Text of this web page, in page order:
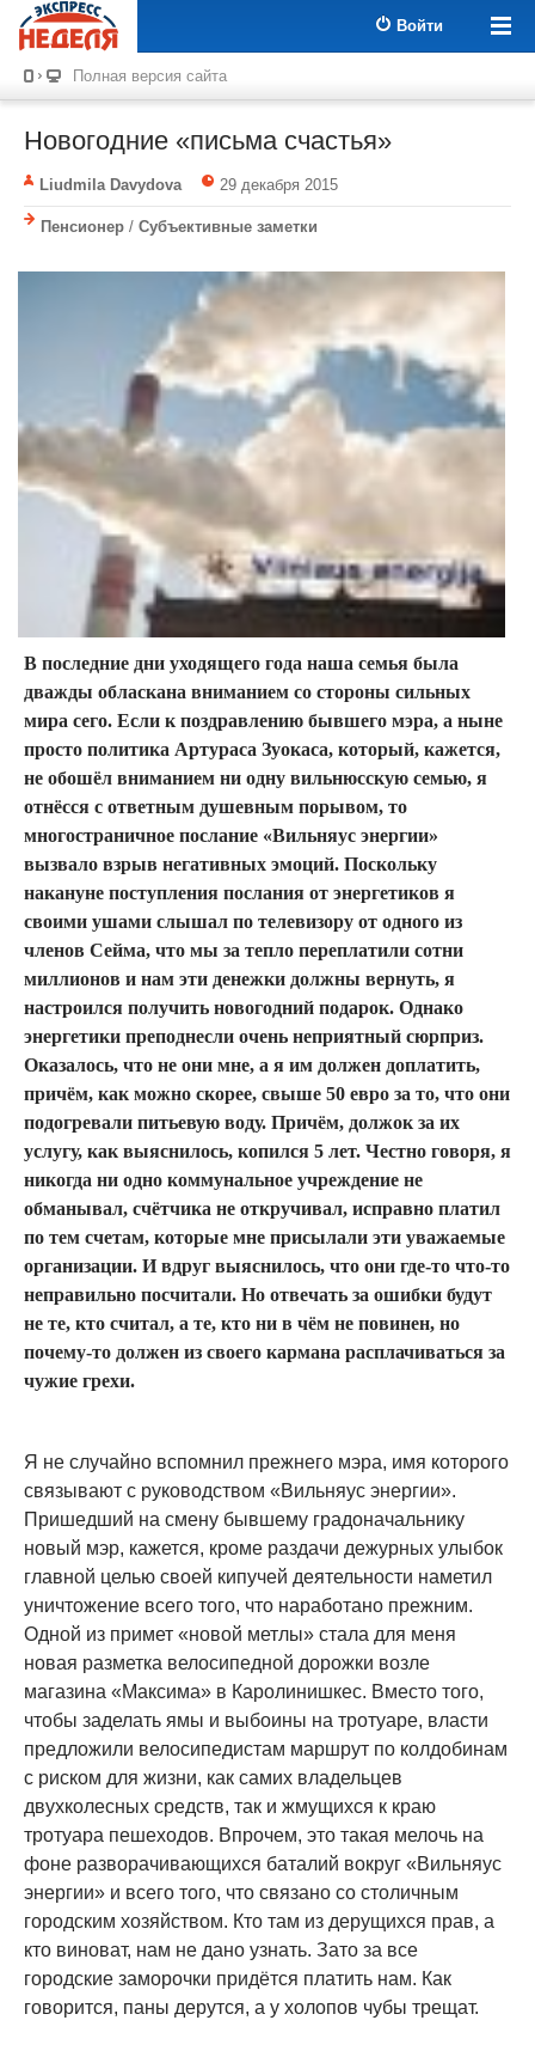
Войти
Полная версия сайта
Новогодние «письма счастья»
Liudmila Davydova 29 декабря 2015
Пенсионер / Субъективные заметки
В последние дни уходящего года наша семья была
дважды обласкана вниманием со стороны сильных
мира сего. Если к поздравлению бывшего мэра, а ныне
просто политика Артураса Зуокаса, который, кажется,
не обошёл вниманием ни одну вильнюсскую семью, я
отнёсся с ответным душевным порывом, то
многостраничное послание «Вильняус энергии»
вызвало взрыв негативных эмоций. Поскольку
накануне поступления послания от энергетиков я
своими ушами слышал по телевизору от одного из
членов Сейма, что мы за тепло переплатили сотни
миллионов и нам эти денежки должны вернуть, я
настроился получить новогодний подарок. Однако
энергетики преподнесли очень неприятный сюрприз.
Оказалось, что не они мне, а я им должен доплатить,
причём, как можно скорее, свыше 50 евро за то, что они
подогревали питьевую воду. Причём, должок за их
услугу, как выяснилось, копился 5 лет. Честно говоря, я
никогда ни одно коммунальное учреждение не
обманывал, счётчика не откручивал, исправно платил
по тем счетам, которые мне присылали эти уважаемые
организации. И вдруг выяснилось, что они где-то что-то
неправильно посчитали. Но отвечать за ошибки будут
не те, кто считал, а те, кто ни в чём не повинен, но
почему-то должен из своего кармана расплачиваться за
чужие грехи.
Я не случайно вспомнил прежнего мэра, имя которого
связывают с руководством «Вильняус энергии».
Пришедший на смену бывшему градоначальнику
новый мэр, кажется, кроме раздачи дежурных улыбок
главной целью своей кипучей деятельности наметил
уничтожение всего того, что наработано прежним.
Одной из примет «новой метлы» стала для меня
новая разметка велосипедной дорожки возле
магазина «Максима» в Каролинишкес. Вместо того,
чтобы заделать ямы и выбоины на тротуаре, власти
предложили велосипедистам маршрут по колдобинам
с риском для жизни, как самих владельцев
двухколесных средств, так и жмущихся к краю
тротуара пешеходов. Впрочем, это такая мелочь на
фоне разворачивающихся баталий вокруг «Вильняус
энергии» и всего того, что связано со столичным
городским хозяйством. Кто там из дерущихся прав, а
кто виноват, нам не дано узнать. Зато за все
городские заморочки придётся платить нам. Как
говорится, паны дерутся, а у холопов чубы трещат.